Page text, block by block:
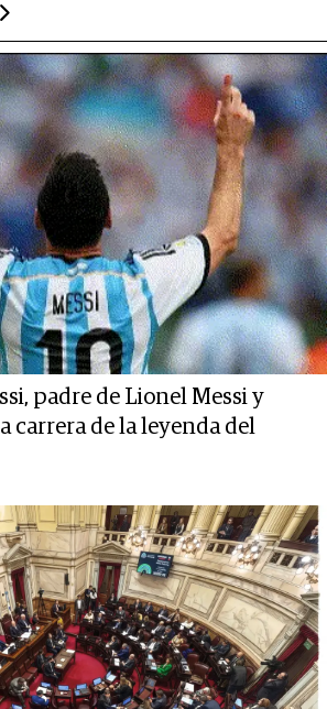
padre de Lionel Messi y
carrera de la leyenda del